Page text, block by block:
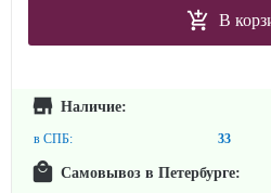
В
Наличие:
в СПБ: 33
Самовывоз в Петербурге: